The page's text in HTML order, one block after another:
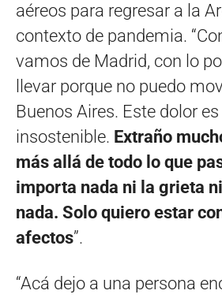
aéreos para regresar a la
contexto de pandemia.
vamos de Madrid, con lo
llevar porque no puedo
Buenos Aires. Este dolor es
insostenible. Extraño
más allá de todo lo que
importa nada ni la grieta
nada. Solo quiero estar
afectos”.
“Acá dejo a una persona